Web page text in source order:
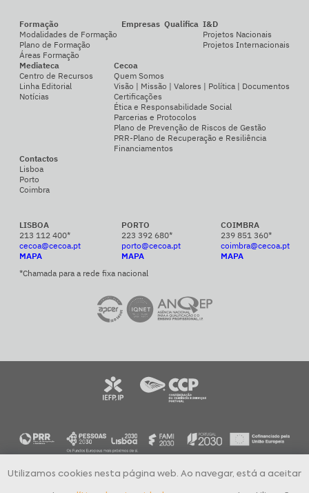
Formação
Modalidades de Formação
Plano de Formação
Áreas Formação
Empresas Qualifica I&D
Projetos Nacionais
Projetos Internacionais
Mediateca
Centro de Recursos
Linha Editorial
Notícias
Cecoa
Quem Somos
Visão | Missão | Valores | Política | Documentos
Certificações
Ética e Responsabilidade Social
Parcerias e Protocolos
Plano de Prevenção de Riscos de Gestão
PRR-Plano de Recuperação e Resiliência
Financiamentos
Contactos
Lisboa
Porto
Coimbra
LISBOA
213 112 400*
cecoa@cecoa.pt
MAPA
PORTO
223 392 680*
porto@cecoa.pt
MAPA
COIMBRA
239 851 360*
coimbra@cecoa.pt
MAPA
*Chamada para a rede fixa nacional
Utilizamos cookies nesta página web. Ao navegar, está a aceitar